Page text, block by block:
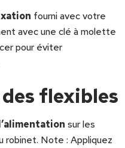
fourni avec votre
avec une clé à molette
pour éviter
flexibles
sur les
robinet. Note : Appliquez